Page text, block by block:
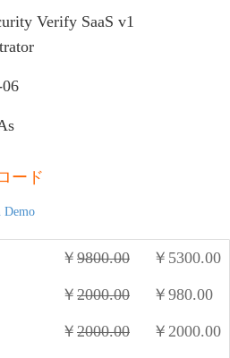
Verify SaaS v1
ード
Demo
￥ 9800.00 ￥ 5300.00
￥ 2000.00 ￥ 980.00
￥ 2000.00 ￥ 2000.00